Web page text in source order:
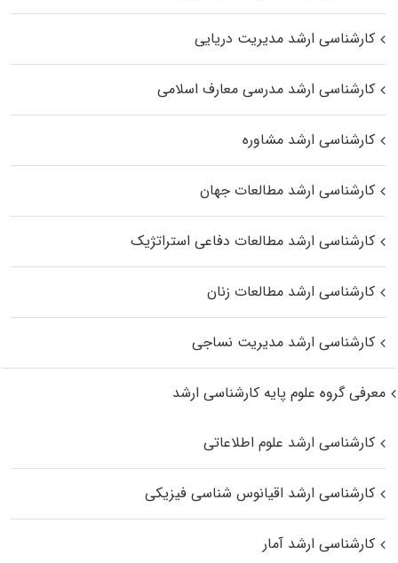
کارشناسی ارشد مدیریت دریایی
کارشناسی ارشد مدرسی معارف اسلامی
کارشناسی ارشد مشاوره
کارشناسی ارشد مطالعات جهان
کارشناسی ارشد مطالعات دفاعی استراتژیک
کارشناسی ارشد مطالعات زنان
کارشناسی ارشد مدیریت نساجی
معرفی گروه علوم پایه کارشناسی ارشد
کارشناسی ارشد علوم اطلاعاتی
کارشناسی ارشد اقیانوس‌ شناسی فیزیکی
کارشناسی ارشد آمار